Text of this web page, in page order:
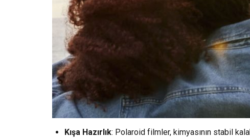
Kışa Hazırlık: Polaroid filmler, kimyasının stabil